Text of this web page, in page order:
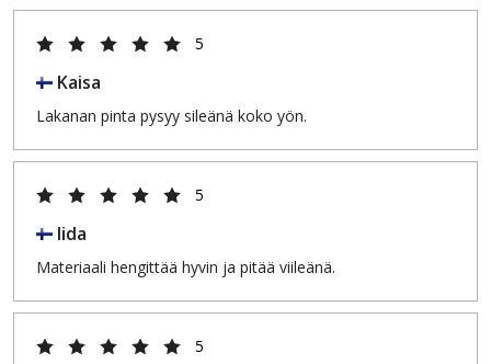
5
Kaisa
Lakanan pinta pysyy sileänä koko yön.
5
Iida
Materiaali hengittää hyvin ja pitää viileänä.
5